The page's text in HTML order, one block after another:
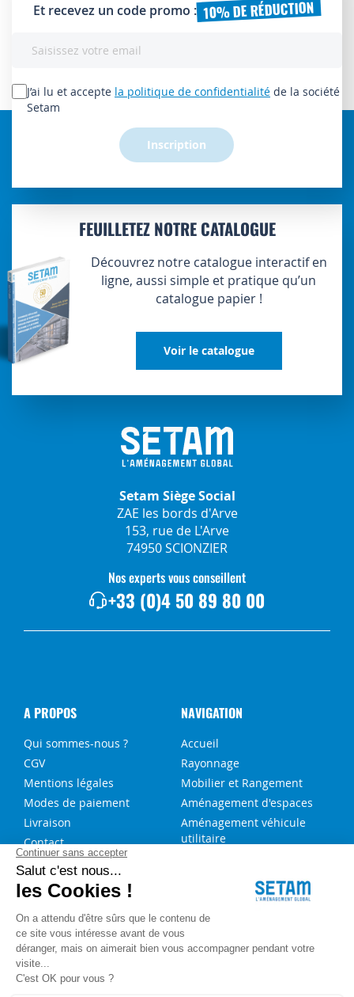
Et recevez un code promo : 10% DE RÉDUCTION
lettre
d’information
J’ai lu et accepte la politique de confidentialité de la société
Setam
Inscription
FEUILLETEZ NOTRE CATALOGUE
Découvrez notre catalogue interactif en
ligne, aussi simple et pratique qu’un
catalogue papier !
Voir le catalogue
Setam Siège Social
ZAE les bords d'Arve
153, rue de L'Arve
74950 SCIONZIER
Nos experts vous conseillent
+33 (0)4 50 89 80 00
A PROPOS
Qui sommes-nous ?
CGV
Mentions légales
Modes de paiement
Livraison
Contact
NAVIGATION
Accueil
Rayonnage
Mobilier et Rangement
Aménagement d'espaces
Aménagement véhicule
utilitaire
NOS SERVICES
FAQ
Blog
Aide au choix rayonnage
Service de montage